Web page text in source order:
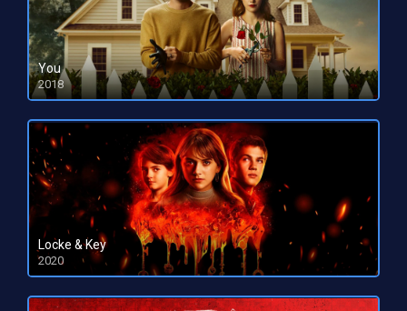
You
2018
HD 1080pHD 720p
Locke & Key
2020
HD 1080pHD 720p